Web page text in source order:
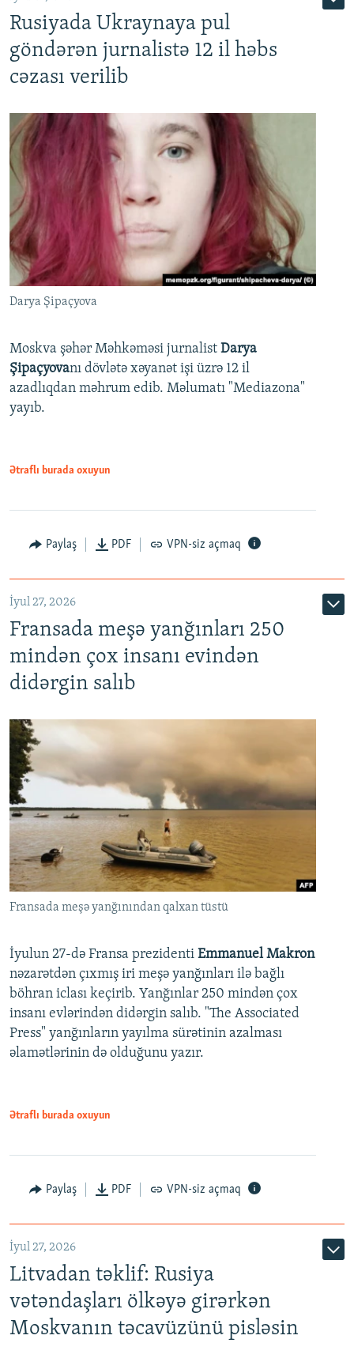
Rusiyada Ukraynaya pul
göndərən jurnalistə 12 il həbs
cəzası verilib
Darya Şipaçyova
Moskva şəhər Məhkəməsi jurnalist Darya
Şipaçyovanı dövlətə xəyanət işi üzrə 12 il
azadlıqdan məhrum edib. Məlumatı "Mediazona"
yayıb.
Ətraflı burada oxuyun
Paylaş PDF VPN-siz açmaq
İyul 27, 2026
Fransada meşə yanğınları 250
mindən çox insanı evindən
didərgin salıb
Fransada meşə yanğınından qalxan tüstü
İyulun 27-də Fransa prezidenti Emmanuel Makron
nəzarətdən çıxmış iri meşə yanğınları ilə bağlı
böhran iclası keçirib. Yanğınlar 250 mindən çox
insanı evlərindən didərgin salıb. "The Associated
Press" yanğınların yayılma sürətinin azalması
əlamətlərinin də olduğunu yazır.
Ətraflı burada oxuyun
Paylaş PDF VPN-siz açmaq
İyul 27, 2026
Litvadan təklif: Rusiya
vətəndaşları ölkəyə girərkən
Moskvanın təcavüzünü pisləsin